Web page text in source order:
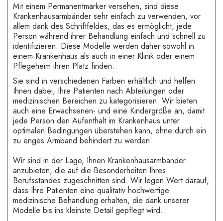
Mit einem Permanentmarker versehen, sind diese
Krankenhausarmbänder sehr einfach zu verwenden, vor
allem dank des Schriftfeldes, das es ermöglicht, jede
Person während ihrer Behandlung einfach und schnell zu
identifizieren. Diese Modelle werden daher sowohl in
einem Krankenhaus als auch in einer Klinik oder einem
Pflegeheim ihren Platz finden.
Sie sind in verschiedenen Farben erhältlich und helfen
Ihnen dabei, Ihre Patienten nach Abteilungen oder
medizinischen Bereichen zu kategorisieren. Wir bieten
auch eine Erwachsenen- und eine Kindergröße an, damit
jede Person den Aufenthalt im Krankenhaus unter
optimalen Bedingungen überstehen kann, ohne durch ein
zu enges Armband behindert zu werden.
Wir sind in der Lage, Ihnen Krankenhausarmbänder
anzubieten, die auf die Besonderheiten Ihres
Berufsstandes zugeschnitten sind. Wir legen Wert darauf,
dass Ihre Patienten eine qualitativ hochwertige
medizinische Behandlung erhalten, die dank unserer
Modelle bis ins kleinste Detail gepflegt wird.